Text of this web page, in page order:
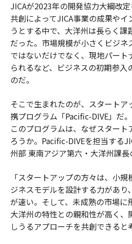
JICAが2023年の開発協力大綱改
共創によってJICA事業の成果やイ
うとする中で、大洋州は長らく課
だった。市場規模が小さくビジネ
ではないだけでなく、現地パート
られるなど、ビジネスの初期参入
のだ。
そこで生まれたのが、スタートア
携プログラム「Pacific-DIVE」だ
このプログラムは、なぜスター
ろうか。Pacific-DIVEを担当する
州部 東南アジア第六・大洋州課長
「スタートアップの方々は、小
ジネスモデルを設計する力があり
が速い。そして、未成熟の市場に
大洋州の特性との親和性が高く、
しうるアプローチを共創できると